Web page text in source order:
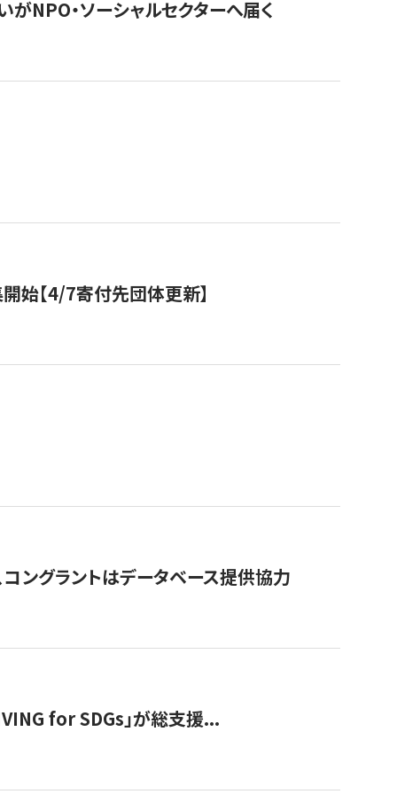
NPO・ソーシャルセクターへ届く
始【4/7寄付先団体更新】
ングラントはデータベース提供協力
for SDGs」が総支援...